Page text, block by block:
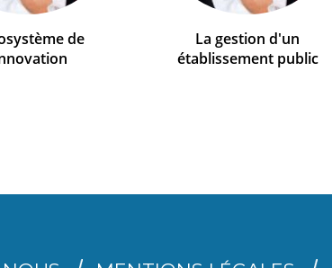
de
La gestion d'un
établissement public